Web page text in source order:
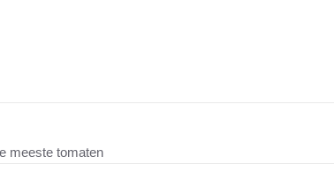
meeste tomaten